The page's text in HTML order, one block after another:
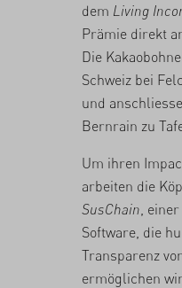
dem Living
Prämie direkt
Die
Schweiz bei
und
Bernrain zu
Um ihren
arbeiten die
SusChain ,
Software, die
Transparenz
ermöglichen